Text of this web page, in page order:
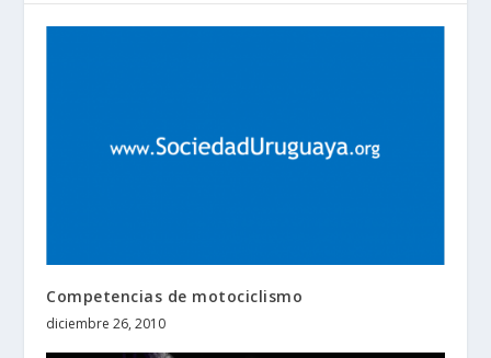
Competencias de motociclismo
diciembre 26, 2010